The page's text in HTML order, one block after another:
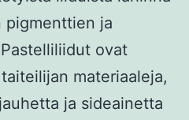
pigmenttien ja
ovat
materiaaleja,
ja sideainetta